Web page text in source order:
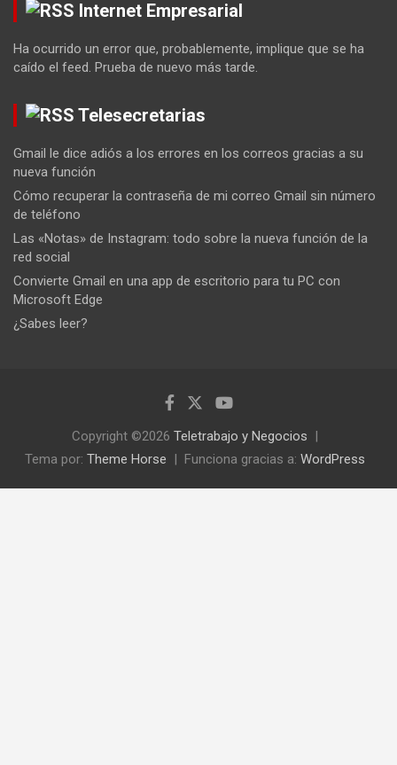
Internet Empresarial
Ha ocurrido un error que, probablemente, implique que se ha
caído el feed. Prueba de nuevo más tarde.
Telesecretarias
Gmail le dice adiós a los errores en los correos gracias a su
nueva función
Cómo recuperar la contraseña de mi correo Gmail sin número
de teléfono
Las «Notas» de Instagram: todo sobre la nueva función de la
red social
Convierte Gmail en una app de escritorio para tu PC con
Microsoft Edge
¿Sabes leer?
Copyright ©2026 Teletrabajo y Negocios
Tema por: Theme Horse Funciona gracias a: WordPress